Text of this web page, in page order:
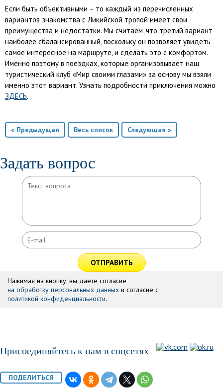
Если быть объективными – то каждый из перечисленных
вариантов знакомства с Ликийской тропой имеет свои
преимущества и недостатки. Мы считаем, что третий вариант
наиболее сбалансированный, поскольку он позволяет увидеть
самое интересное на маршруте, и сделать это с комфортом.
Именно поэтому в поездках, которые организовывает наш
туристический клуб «Мир своими глазами» за основу мы взяли
именно этот вариант. Узнать подробности приключения можно
ЗДЕСЬ.
« Предыдущая Весь список Следующая »
Задать вопрос
ОТПРАВИТЬ
Нажимая на кнопку, вы даете согласие
на обработку персональных данных и согласие с
политикой конфиденциальности.
Присоединяйтесь к нам в соцсетях